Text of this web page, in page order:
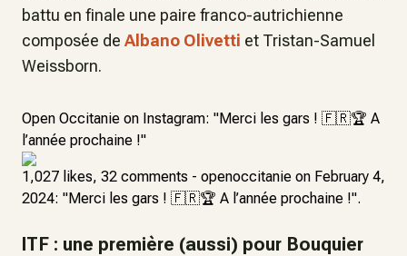
battu en finale une paire franco-autrichienne
composée de Albano Olivetti et Tristan-Samuel
Weissborn.
Open Occitanie on Instagram: "Merci les gars ! 🇫🇷🏆 A
l’année prochaine !"
1,027 likes, 32 comments - openoccitanie on February 4,
2024: "Merci les gars ! 🇫🇷🏆 A l’année prochaine !".
ITF : une première (aussi) pour Bouquier